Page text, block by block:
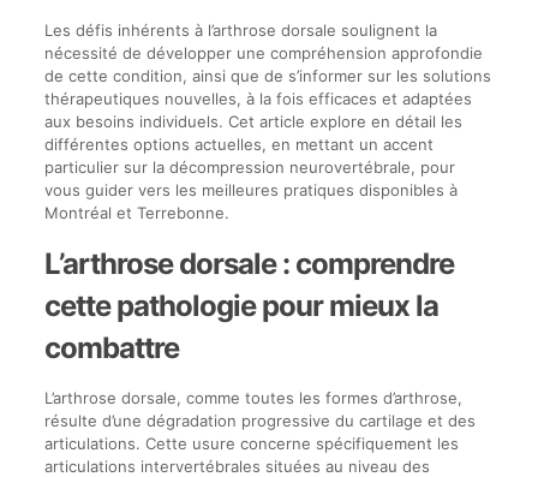
Les défis inhérents à l’arthrose dorsale soulignent la
nécessité de développer une compréhension approfondie
de cette condition, ainsi que de s’informer sur les solutions
thérapeutiques nouvelles, à la fois efficaces et adaptées
aux besoins individuels. Cet article explore en détail les
différentes options actuelles, en mettant un accent
particulier sur la décompression neurovertébrale, pour
vous guider vers les meilleures pratiques disponibles à
Montréal et Terrebonne.
L’arthrose dorsale : comprendre
cette pathologie pour mieux la
combattre
L’arthrose dorsale, comme toutes les formes d’arthrose,
résulte d’une dégradation progressive du cartilage et des
articulations. Cette usure concerne spécifiquement les
articulations intervertébrales situées au niveau des